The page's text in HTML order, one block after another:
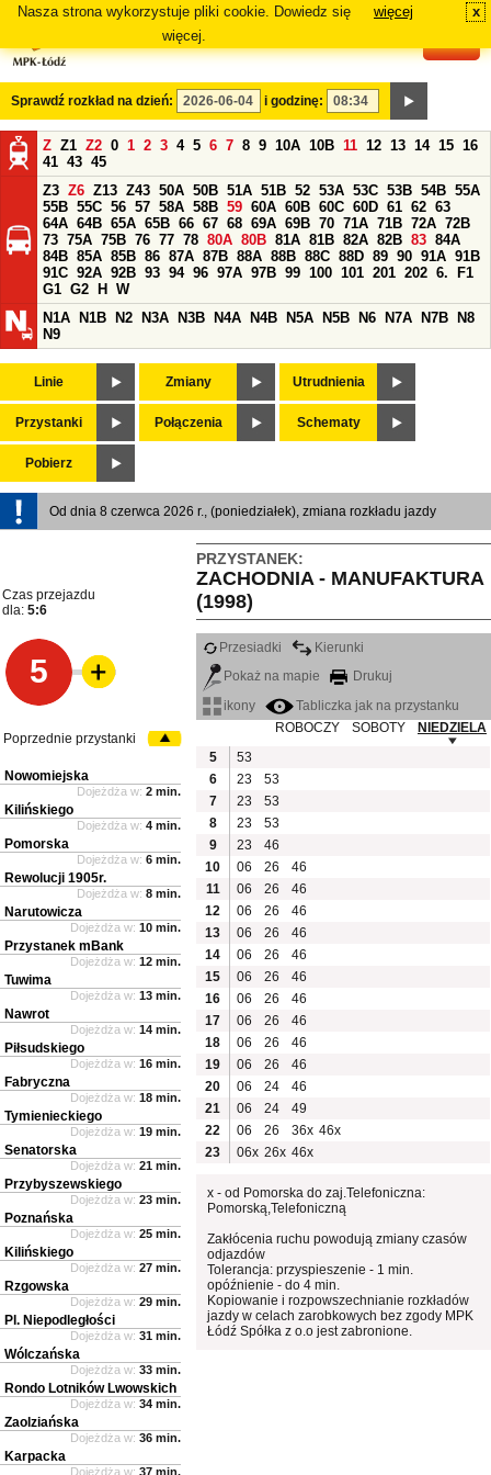
Nasza strona wykorzystuje pliki cookie. Dowiedz się
więcej.
więcej x
Sprawdź rozkład na dzień: i godzinę:
Z Z1 Z2 0 1 2 3 4 5 6 7 8 9 10A 10B 11 12 13 14 15 16
41 43 45
Z3 Z6 Z13 Z43 50A 50B 51A 51B 52 53A 53C 53B 54B 55A
55B 55C 56 57 58A 58B 59 60A 60B 60C 60D 61 62 63
64A 64B 65A 65B 66 67 68 69A 69B 70 71A 71B 72A 72B
73 75A 75B 76 77 78 80A 80B 81A 81B 82A 82B 83 84A
84B 85A 85B 86 87A 87B 88A 88B 88C 88D 89 90 91A 91B
91C 92A 92B 93 94 96 97A 97B 99 100 101 201 202 6.
F1
G1 G2 H
W
N1A
N1B N2 N3A N3B N4A N4B N5A N5B N6 N7A N7B
N8
N9
Linie Zmiany Utrudnienia
Przystanki Połączenia Schematy
Pobierz
Od dnia 8 czerwca 2026 r., (poniedziałek), zmiana rozkładu jazdy
PRZYSTANEK:
ZACHODNIA - MANUFAKTURA
(1998)
Czas przejazdu
dla: 5:6
5
Przesiadki
Kierunki
Pokaż na mapie
Drukuj
ikony
Tabliczka jak na przystanku
ROBOCZY
SOBOTY
NIEDZIELA
5
53
6
23
53
7
23
53
8
23
53
9
23
46
10
06 26
46
11
06 26
46
12
06 26
46
13
06 26
46
14
06 26
46
15
06 26
46
16
06 26
46
17
06 26
46
18
06 26
46
19
06 26
46
20
06 24
46
21
06 24
49
22
06 26 36x 46x
23
06x 26x 46x
x - od Pomorska do zaj.Telefoniczna:
Pomorską,Telefoniczną
Zakłócenia ruchu powodują zmiany czasów
odjazdów
Tolerancja: przyspieszenie - 1 min.
opóźnienie - do 4 min.
Kopiowanie i rozpowszechnianie rozkładów
jazdy w celach zarobkowych bez zgody MPK
Łódź Spółka z o.o jest zabronione.
Poprzednie przystanki
Nowomiejska
Dojeżdża w: 2 min.
Kilińskiego
Dojeżdża w: 4 min.
Pomorska
Dojeżdża w: 6 min.
Rewolucji 1905r.
Dojeżdża w: 8 min.
Narutowicza
Dojeżdża w: 10 min.
Przystanek mBank
Dojeżdża w: 12 min.
Tuwima
Dojeżdża w: 13 min.
Nawrot
Dojeżdża w: 14 min.
Piłsudskiego
Dojeżdża w: 16 min.
Fabryczna
Dojeżdża w: 18 min.
Tymienieckiego
Dojeżdża w: 19 min.
Senatorska
Dojeżdża w: 21 min.
Przybyszewskiego
Dojeżdża w: 23 min.
Poznańska
Dojeżdża w: 25 min.
Kilińskiego
Dojeżdża w: 27 min.
Rzgowska
Dojeżdża w: 29 min.
Pl. Niepodległości
Dojeżdża w: 31 min.
Wólczańska
Dojeżdża w: 33 min.
Rondo Lotników Lwowskich
Dojeżdża w: 34 min.
Zaolziańska
Dojeżdża w: 36 min.
Karpacka
Dojeżdża w: 37 min.